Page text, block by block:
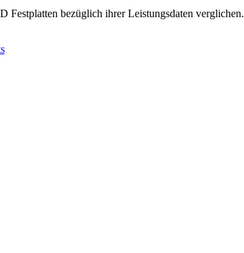
Festplatten bezüglich ihrer Leistungsdaten verglichen.